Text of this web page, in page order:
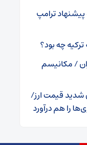
ترامپ
چه بود؟
/ مکانیسم
شدید قیمت ارز/
را هم درآورد